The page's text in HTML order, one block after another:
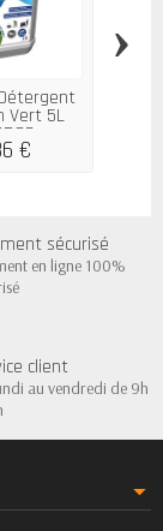
Vert 5L
€
›
sécurisé
en ligne 100%
client
au vendredi de 9h